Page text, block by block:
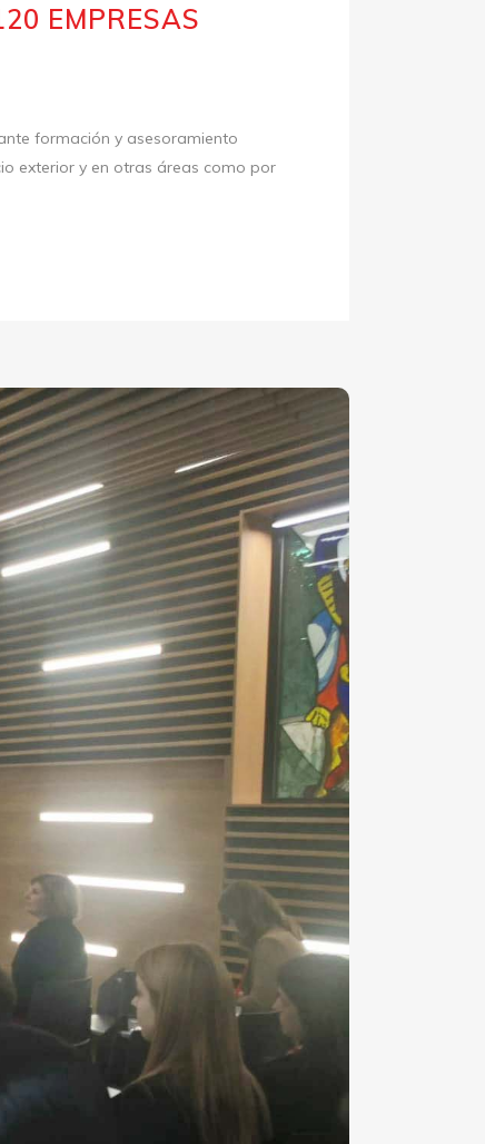
EMPRESAS
formación y asesoramiento
exterior y en otras áreas como por